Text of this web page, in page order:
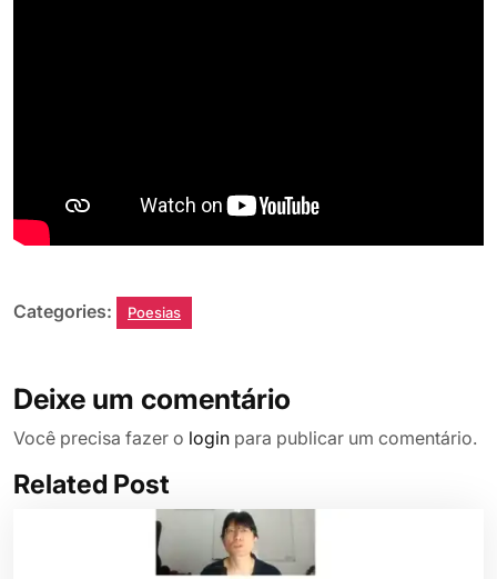
Categories: Poesias
Deixe um comentário
Você precisa fazer o login para publicar um comentário.
Related Post